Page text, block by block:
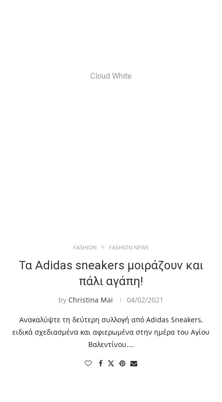
Cloud White
FASHION FASHION NEWS
Τα Adidas sneakers μοιράζουν και
πάλι αγάπη!
by Christina Mai 04/02/2021
Ανακαλύψτε τη δεύτερη συλλογή από Adidas Sneakers,
ειδικά σχεδιασμένα και αφιερωμένα στην ημέρα του Αγίου
Βαλεντίνου.…